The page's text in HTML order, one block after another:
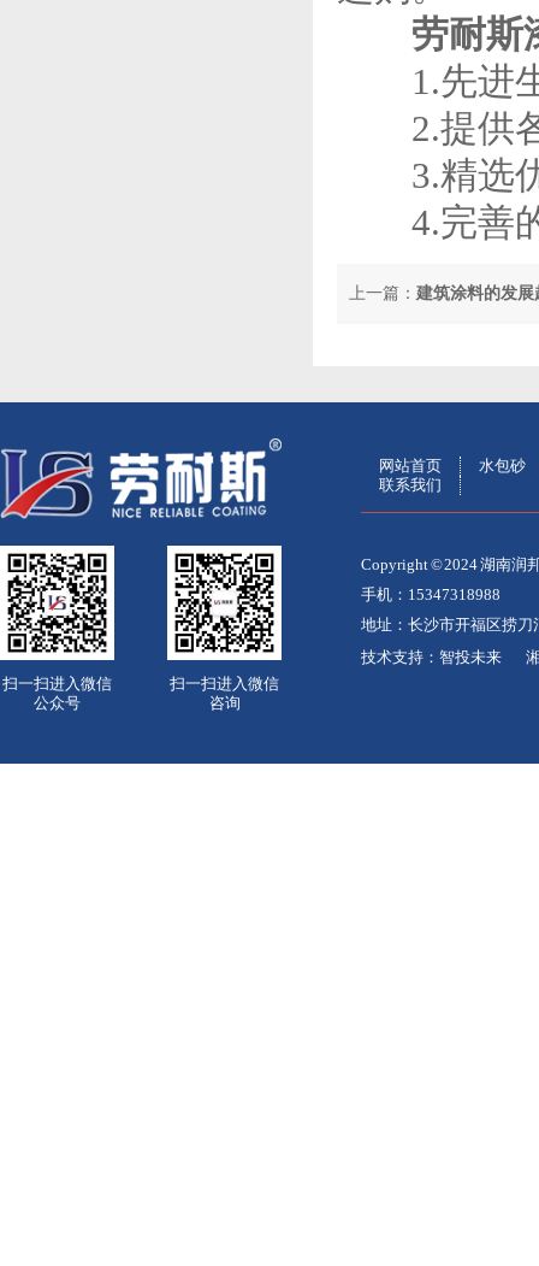
劳耐斯漆
1.先进生
2.提供各
3.精选优
4.完善的
上一篇： 建筑涂料的发
扫一扫进入微信
公众号
扫一扫进入微信
咨询
网站首页
水包砂
联系我们
Copyright © 2024 湖南润
手机：15347318988
地址：长沙市开福区捞刀
技术支持： 智投未来